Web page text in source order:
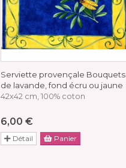
Serviette provençale Bouquets
de lavande, fond écru ou jaune
42x42 cm, 100% coton
6,00 €
Détail Panier